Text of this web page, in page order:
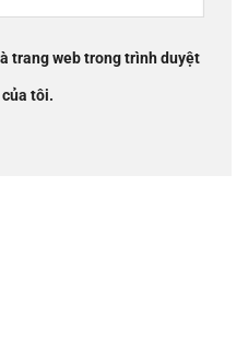
trang web trong trình duyệt
tôi.